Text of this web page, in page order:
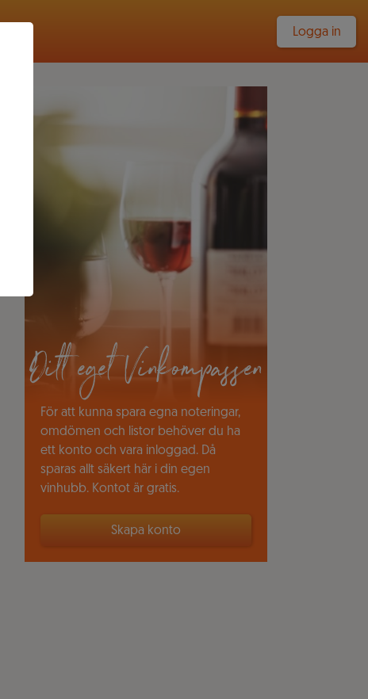
Logga in
Ditt eget Vinkompassen
För att kunna spara egna noteringar,
omdömen och listor behöver du ha
ett konto och vara inloggad. Då
sparas allt säkert här i din egen
vinhubb. Kontot är gratis.
Skapa konto